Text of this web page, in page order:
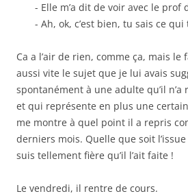
Elle m’a dit de voir avec le prof
Ah, ok, c’est bien, tu sais ce
Ca a l’air de rien, comme ça, mais le
aussi vite le sujet que je lui avais
spontanément à une adulte qu’il n’a
et qui représente en plus une
me montre à quel point il a repris
derniers mois. Quelle que soit
suis tellement fière qu’il l’ait faite !
Le vendredi, il rentre de cours.